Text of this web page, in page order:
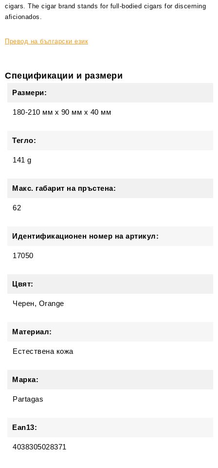
cigars. The cigar brand stands for full-bodied cigars for discerning
aficionados.
Превод на български език
Спецификации и размери
Размери:
180-210 мм x 90 мм x 40 мм
Тегло:
141 g
Макс. габарит на пръстена:
62
Идентификационен номер на артикул:
17050
Цвят:
Черен, Orange
Материал:
Естествена кожа
Марка:
Partagas
Ean13:
4038305028371